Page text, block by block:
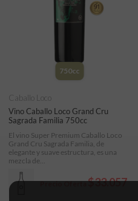
750cc
Vino Caballo Loco Grand Cru
Sagrada Familia 750cc
Precio Oferta$33.057
Caballo Loco
El vino Super Premium Caballo Loco
Grand Cru Sagrada Familia, de
elegante y suave estructura, es una
mezcla de...